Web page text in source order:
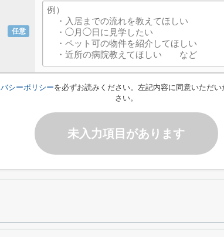
任意
シーポリシーを必ずお読みください。左記内容に同意いただ
さい。
未入力項目があります